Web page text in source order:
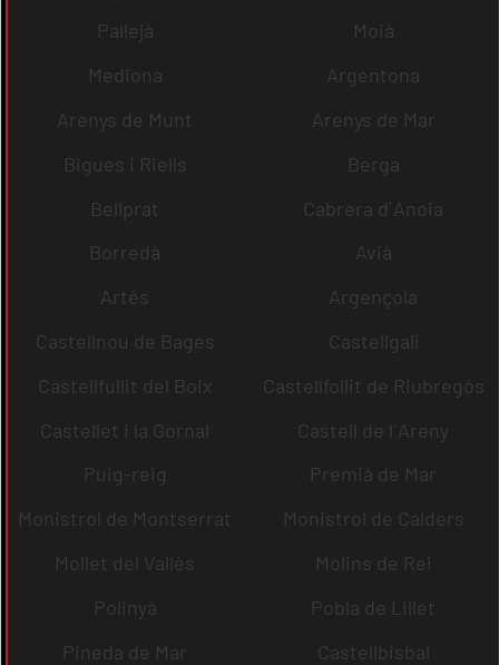
Pallejà
Moià
Mediona
Argentona
Arenys de Munt
Arenys de Mar
Bigues i Riells
Berga
Bellprat
Cabrera d´Anoia
Borredà
Avià
Artés
Argençola
Castellnou de Bages
Castellgalí
Castellfullit del Boix
Castellfollit de Riubregós
Castellet i la Gornal
Castell de l´Areny
Puig-reig
Premià de Mar
Monistrol de Montserrat
Monistrol de Calders
Mollet del Vallès
Molins de Rei
Polinyà
Pobla de Lillet
Pineda de Mar
Castellbisbal